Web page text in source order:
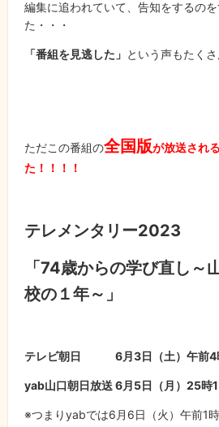
編集に追われていて、告知をするの
た・・・
「番組を見逃した」 という声もたく
ただこの番組の全国版が放送され
た！！！！
テレメンタリー2023
「74歳からの学び直し～
校の１年～」
テレビ朝日 6月3日（土）午前4
yab山口朝日放送 6月5日（月）25時
※つまりyabでは6月6日（火）午前1時